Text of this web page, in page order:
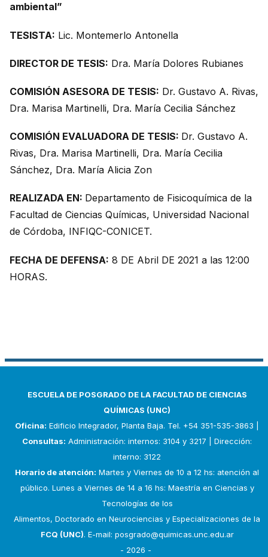
ambiental”
TESISTA: Lic. Montemerlo Antonella
DIRECTOR DE TESIS: Dra. María Dolores Rubianes
COMISIÓN ASESORA DE TESIS: Dr. Gustavo A. Rivas,
Dra. Marisa Martinelli, Dra. María Cecilia Sánchez
COMISIÓN EVALUADORA DE TESIS: Dr. Gustavo A.
Rivas, Dra. Marisa Martinelli, Dra. María Cecilia
Sánchez, Dra. María Alicia Zon
REALIZADA EN: Departamento de Fisicoquímica de la
Facultad de Ciencias Químicas, Universidad Nacional
de Córdoba, INFIQC-CONICET.
FECHA DE DEFENSA: 8 DE Abril DE 2021 a las 12:00
HORAS.
ESCUELA DE POSGRADO DE LA FACULTAD DE CIENCIAS
QUÍMICAS (UNC)
Oficina: Edificio Integrador, Planta Baja. Tel. +54 351-535-3863 |
Consultas: Administración: internos: 3104 y 3217 | Dirección:
interno: 3122
Horario de atención: Martes y Viernes de 10 a 12 hs: atención al
público. Lunes a Viernes de 14 a 16 hs: Maestría en Ciencias y
Tecnologías de los
Alimentos, Doctorado en Neurociencias y Especializaciones de la
FCQ (UNC). E-mail: posgrado@quimicas.unc.edu.ar
- 2026 -